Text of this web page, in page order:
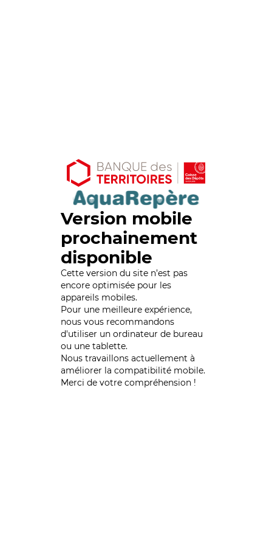
Version mobile
prochainement
disponible
Cette version du site n’est pas
encore optimisée pour les
appareils mobiles.
Pour une meilleure expérience,
nous vous recommandons
d'utiliser un ordinateur de bureau
ou une tablette.
Nous travaillons actuellement à
améliorer la compatibilité mobile.
Merci de votre compréhension !